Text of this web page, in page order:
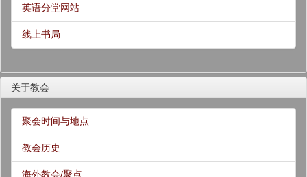
英语分堂网站
线上书局
关于教会
聚会时间与地点
教会历史
海外教会/聚点